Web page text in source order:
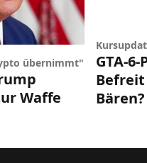
übernimmt"
Waffe
GTA-
Befreit
Bären?